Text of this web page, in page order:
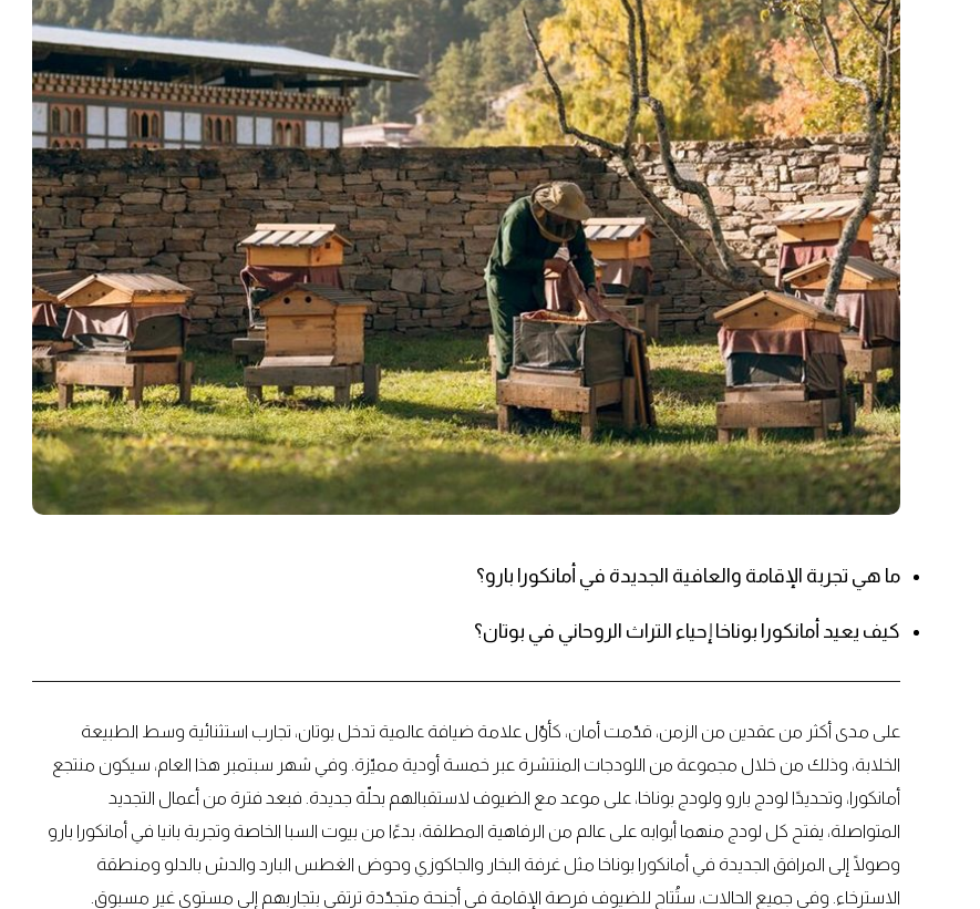
ما هي تجربة الإقامة والعافية الجديدة في أمانكورا بارو؟
كيف يعيد أمانكورا بوناخا إحياء التراث الروحاني في بوتان؟
على مدى أكثر من عقدين من الزمن، قدّمت أمان، كأوّل علامة ضيافة عالمية تدخل بوتان، تجارب استثنائية وسط الطبيعة
الخلابة، وذلك من خلال مجموعة من اللودجات المنتشرة عبر خمسة أودية مميّزة. وفي شهر سبتمبر هذا العام، سيكون منتجع
أمانكورا، وتحديدًا لودج بارو ولودج بوناخا، على موعد مع الضيوف لاستقبالهم بحلّة جديدة. فبعد فترة من أعمال التجديد
المتواصلة، يفتح كل لودج منهما أبوابه على عالم من الرفاهية المطلقة، بدءًا من بيوت السبا الخاصة وتجربة بانيا في أمانكورا بارو
وصولًا إلى المرافق الجديدة في أمانكورا بوناخا مثل غرفة البخار والجاكوزي وحوض الغطس البارد والدش بالدلو ومنطقة
الاسترخاء. وفي جميع الحالات، ستُتاح للضيوف فرصة الإقامة في أجنحة متجدّدة ترتقي بتجاربهم إلى مستوى غير مسبوق.